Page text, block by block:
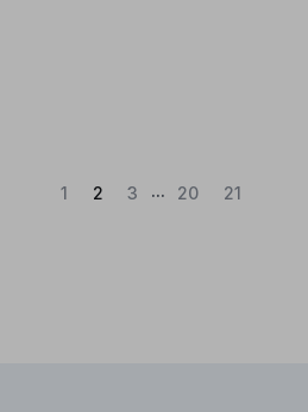
1 2(Atual)
3 ... 20 21